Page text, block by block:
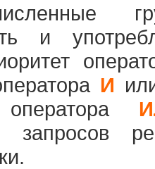
и
И
оператора
запросов